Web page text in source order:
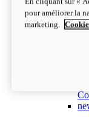
pour améliorer la
marketing.